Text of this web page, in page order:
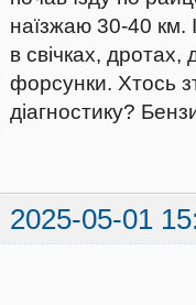
наїзжаю 30-40 км.
в свічках,
форсунки. Хтось
діагностику?
2025-05-01